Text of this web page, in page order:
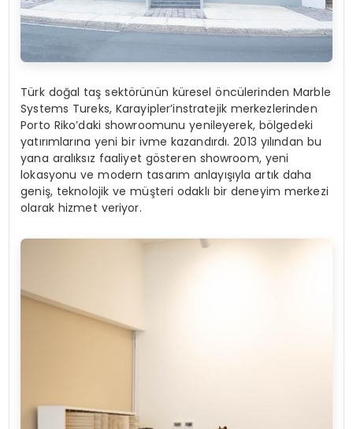
Türk doğal taş sektörünün küresel öncülerinden Marble
Systems Tureks, Karayipler’instratejik merkezlerinden
Porto Riko’daki showroomunu yenileyerek, bölgedeki
yatırımlarına yeni bir ivme kazandırdı. 2013 yılından bu
yana aralıksız faaliyet gösteren showroom, yeni
lokasyonu ve modern tasarım anlayışıyla artık daha
geniş, teknolojik ve müşteri odaklı bir deneyim merkezi
olarak hizmet veriyor.